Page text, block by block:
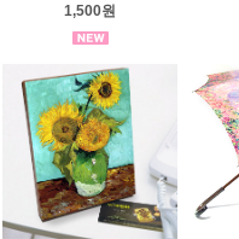
1,500원